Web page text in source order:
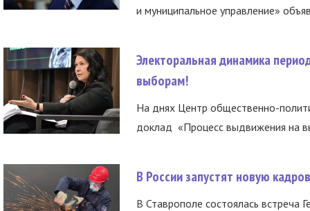
и муниципальное управление»
Электоральная динамика
выборам!
На днях Центр общественно-
доклад «Процесс выдвижения на
В России запустят новую
В Ставрополе состоялась встреча